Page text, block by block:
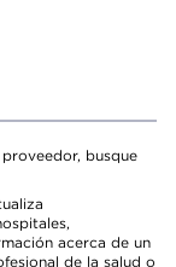
busque
acerca de un
de la salud o